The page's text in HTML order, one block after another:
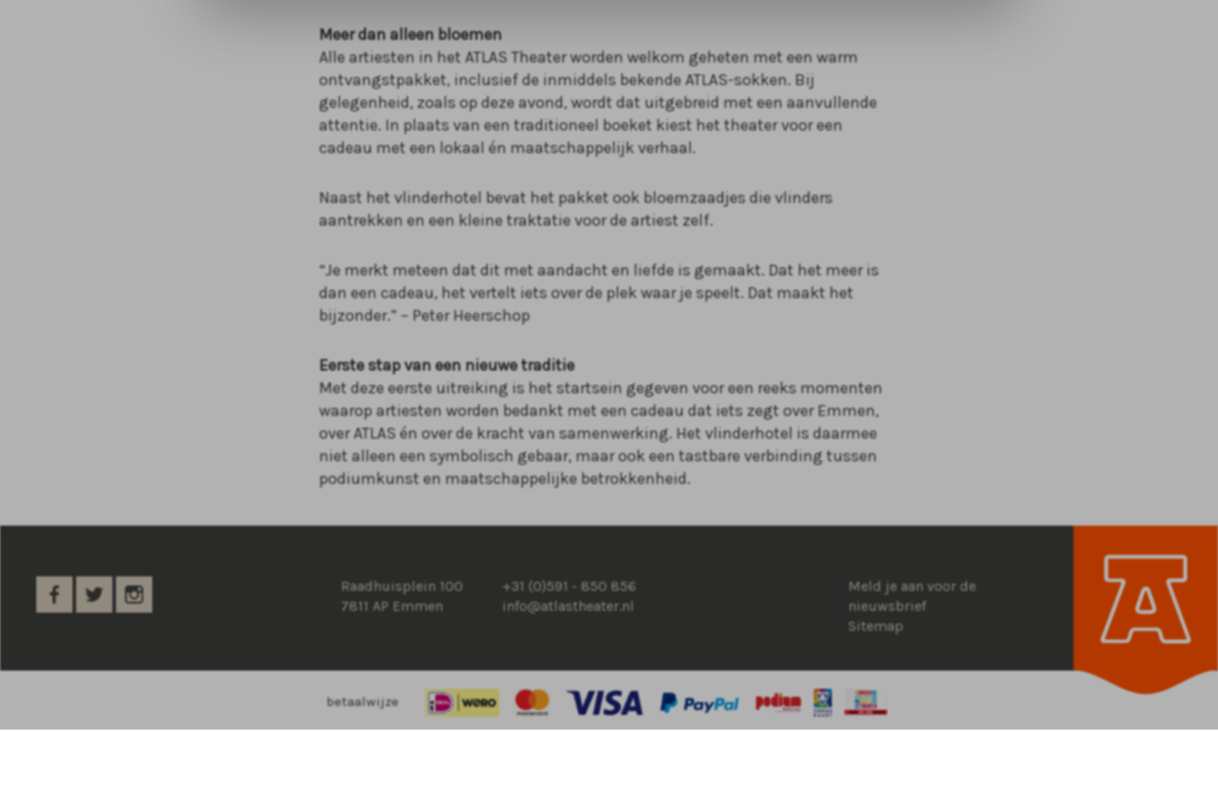
Meer dan alleen bloemen
Alle artiesten in het ATLAS Theater worden welkom geheten met een warm
ontvangstpakket, inclusief de inmiddels bekende ATLAS-sokken. Bij
gelegenheid, zoals op deze avond, wordt dat uitgebreid met een aanvullende
attentie. In plaats van een traditioneel boeket kiest het theater voor een
cadeau met een lokaal én maatschappelijk verhaal.
Naast het vlinderhotel bevat het pakket ook bloemzaadjes die vlinders
aantrekken en een kleine traktatie voor de artiest zelf.
“Je merkt meteen dat dit met aandacht en liefde is gemaakt. Dat het meer is
dan een cadeau, het vertelt iets over de plek waar je speelt. Dat maakt het
bijzonder.” – Peter Heerschop
Eerste stap van een nieuwe traditie
Met deze eerste uitreiking is het startsein gegeven voor een reeks momenten
waarop artiesten worden bedankt met een cadeau dat iets zegt over Emmen,
over ATLAS én over de kracht van samenwerking. Het vlinderhotel is daarmee
niet alleen een symbolisch gebaar, maar ook een tastbare verbinding tussen
podiumkunst en maatschappelijke betrokkenheid.
Raadhuisplein 100
+31 (0)591 - 850 856
7811 AP Emmen
info@atlastheater.nl
Meld je aan voor de
nieuwsbrief
Sitemap
betaalwijze